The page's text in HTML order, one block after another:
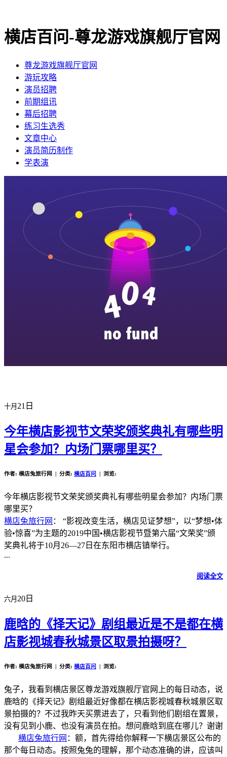
横店百问-尊龙游戏旗舰厅官网
尊龙游戏旗舰厅官网
​游玩攻略
​演员招聘
​前期组讯
​幕后招聘
​练习生选秀
文章中心
演员简历制作
学表演
十月 21日
今年横店影视节文荣奖颁奖典礼有哪些明
星会参加？内场门票哪里买？
作者: 横店兔旅行网 | 分类: 横店百问 | 浏览:
今年横店影视节文荣奖颁奖典礼有哪些明星会参加？内场门票
哪里买？
横店兔旅行网 ： “影视改变生活，横店见证梦想”，以“梦想•体
验•惊喜”为主题的2019中国•横店影视节暨第六届“文荣奖”颁
奖典礼将于10月26—27日在东阳市横店镇举行。
...
阅读全文
六月 20日
鹿晗的《择天记》剧组最近是不是都在横
店影视城春秋城景区取景拍摄呀？
作者: 横店兔旅行网 | 分类: 横店百问 | 浏览:
兔子，我看到横店景区尊龙游戏旗舰厅官网上的每日动态，说
鹿晗的《择天记》剧组最近好像都在横店影视城春秋城景区取
景拍摄的？不过我昨天买票进去了，只看到他们剧组在置景，
没有见到小鹿、也没有演员在拍。想问鹿晗到底在哪儿？谢谢
横店兔旅行网 ：额，首先得给你解释一下横店景区公布的
那个每日动态。按照兔兔的理解，那个动态准确的讲，应该叫